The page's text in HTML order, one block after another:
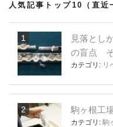
人気記事トップ10（直近
見落とし
の盲点
カテゴリ: リ
駒ヶ根工
カテゴリ: 駒